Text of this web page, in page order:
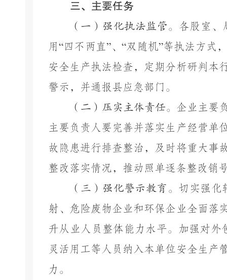
三、主要任务
（一）强化执法监管。 各股室、
用“四不两直”、“双随机”等执法方式
安全生产执法检查，定期分析研判本
警示，并通报县应急部门。
（二）压实主体责任。 企业主要
主要负责人要完善并落实生产经营单
故隐患进行排查整治，及时将重大事
整改落实情况，推动照单逐条整改销
（三）强化警示教育。 切实强化
射、危险废物企业和环保企业全面落
升从业人员整体能力水平。加强对
灵活用工等人员纳入本单位安全生产
力。